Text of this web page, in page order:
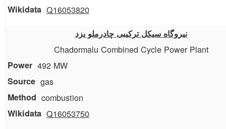
Q16053820
نیروگاه سیکل ترکیبی چادرملو یزد
Chadormalu Combined Cycle Power Plant
492 MW
gas
combustion
Q16053750